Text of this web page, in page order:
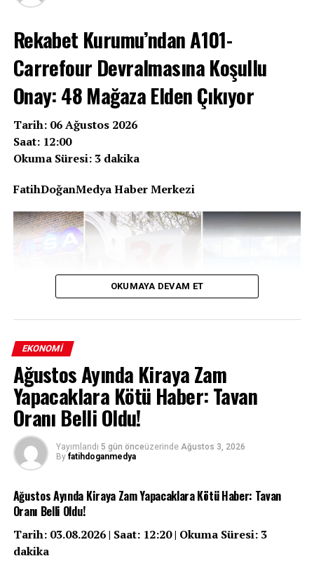
Rekabet Kurumu’ndan A101-
Carrefour Devralmasına Koşullu
Onay: 48 Mağaza Elden Çıkıyor
Tarih: 06 Ağustos 2026
Saat: 12:00
Okuma Süresi: 3 dakika
FatihDoğanMedya Haber Merkezi
Türkiye perakende sektörünün en çok konuşulan
birleşme operasyonlarından biri olan A101’in
Carrefour’u devralma süreci, Rekabet Kurumu’nun
kapsamlı taahhütler karşılığında verdiği koşullu izinle
resmiyet kazandı. Kurum, devralma işleminin rekabeti
çıkarılmasından üç yıl boyunca istihdamın korunmasına,
KOBİ’lere yönelik destek programlarından Carrefour’un
bağımsız yapısının muhafaza edilmesine kadar uzanan
geniş bir yükümlülükler paketini şart koştu. Peki bu
OKUMAYA DEVAM ET
EKONOMI
Ağustos Ayında Kiraya Zam
Yapacaklara Kötü Haber: Tavan
Oranı Belli Oldu!
Yayımlandı 5 gün önceüzerinde Ağustos 3, 2026
By fatihdoganmedya
Ağustos Ayında Kiraya Zam Yapacaklara Kötü Haber: Tavan
Oranı Belli Oldu!
Tarih: 03.08.2026 | Saat: 12:20 | Okuma Süresi: 3
dakika